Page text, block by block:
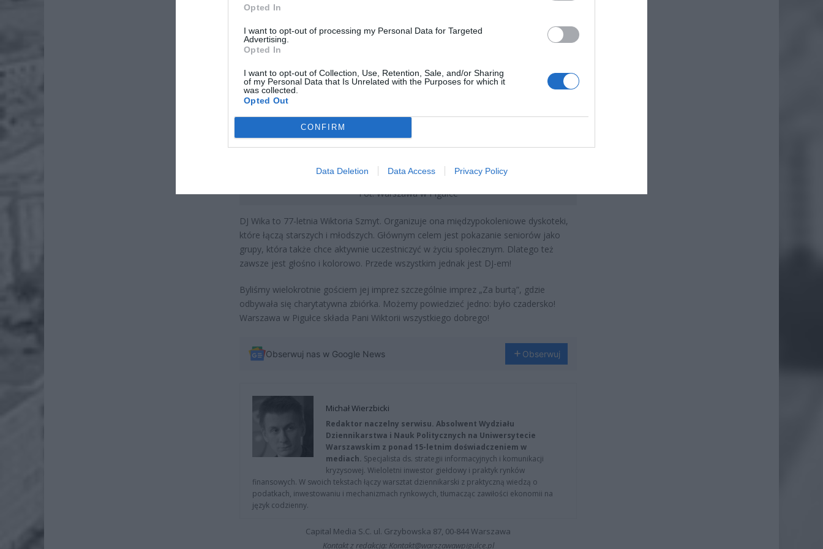
Opted In
I want to opt-out of processing my Personal Data for Targeted
Advertising.
Opted In
I want to opt-out of Collection, Use, Retention, Sale, and/or Sharing
of my Personal Data that Is Unrelated with the Purposes for which it
was collected.
Opted Out
CONFIRM
Data Deletion Data Access Privacy Policy
Fot. Warszawa w Pigułce
DJ Wika to 77-letnia Wiktoria Szmyt. Organizuje ona międzypokoleniowe dyskoteki,
które łączą starszych i młodszych. Głównym celem jest pokazanie seniorów jako
grupy, która także chce aktywnie uczestniczyć w życiu społecznym. Dlatego też
zawsze jest głośno i kolorowo. Przede wszystkim jednak jest DJ-em!
Byliśmy wielokrotnie gościem jej imprez szczególnie imprez „Za burtą”, gdzie
odbywała się charytatywna zbiórka. Możemy powiedzieć jedno: było czadersko!
Warszawa w Pigułce składa Pani Wiktorii wszystkiego dobrego!
Obserwuj nas w Google News Obserwuj
Michał Wierzbicki
Redaktor naczelny serwisu. Absolwent Wydziału
Dziennikarstwa i Nauk Politycznych na Uniwersytecie
Warszawskim z ponad 15-letnim doświadczeniem w
mediach. Specjalista ds. strategii informacyjnych i komunikacji
kryzysowej. Wieloletni inwestor giełdowy i praktyk rynków
finansowych. W swoich tekstach łączy warsztat dziennikarski z praktyczną wiedzą o
podatkach, inwestowaniu i mechanizmach rynkowych, tłumacząc zawiłości ekonomii na
język codzienny.
Capital Media S.C. ul. Grzybowska 87, 00-844 Warszawa
Kontakt z redakcją: Kontakt@warszawawpigulce.pl